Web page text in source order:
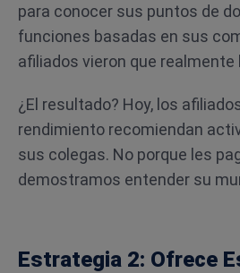
para conocer sus puntos de
funciones basadas en sus
afiliados vieron que
¿El resultado? Hoy, los
rendimiento recomiendan
sus colegas. No porque les
demostramos entender su
Estrategia 2: Ofrece